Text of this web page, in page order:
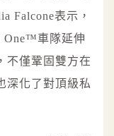
Falcone表示，
One™車隊延伸
不僅鞏固雙方在
深化了對頂級私